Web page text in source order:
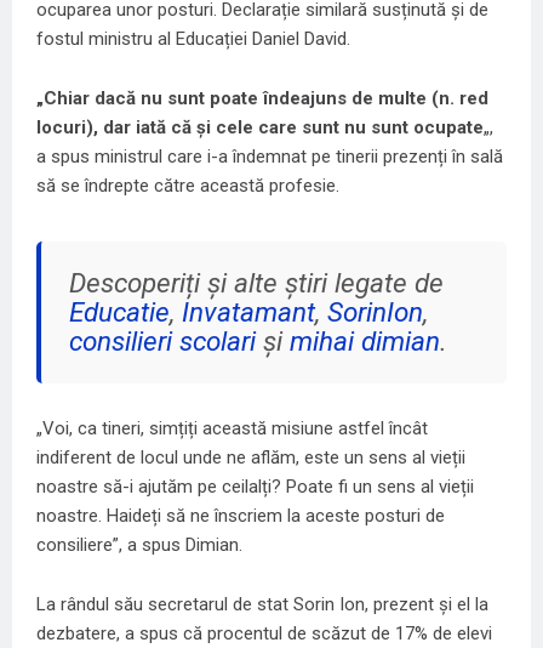
ocuparea unor posturi. Declarație similară susținută și de
fostul ministru al Educației Daniel David.
„Chiar dacă nu sunt poate îndeajuns de multe (n. red
locuri), dar iată că și cele care sunt nu sunt ocupate„,
a spus ministrul care i-a îndemnat pe tinerii prezenți în sală
să se îndrepte către această profesie.
Descoperiți și alte știri legate de
Educatie, Invatamant, SorinIon,
consilieri scolarișimihai dimian.
„Voi, ca tineri, simțiți această misiune astfel încât
indiferent de locul unde ne aflăm, este un sens al vieții
noastre să-i ajutăm pe ceilalți? Poate fi un sens al vieții
noastre. Haideți să ne înscriem la aceste posturi de
consiliere”, a spus Dimian.
La rândul său secretarul de stat Sorin Ion, prezent și el la
dezbatere, a spus că procentul de scăzut de 17% de elevi